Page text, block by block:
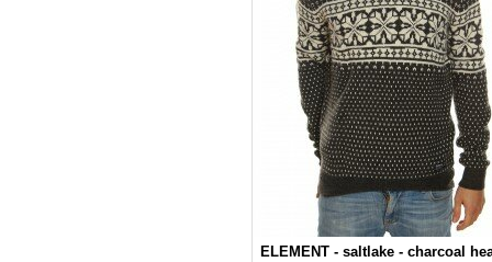
ELEMENT - saltlake - charcoal